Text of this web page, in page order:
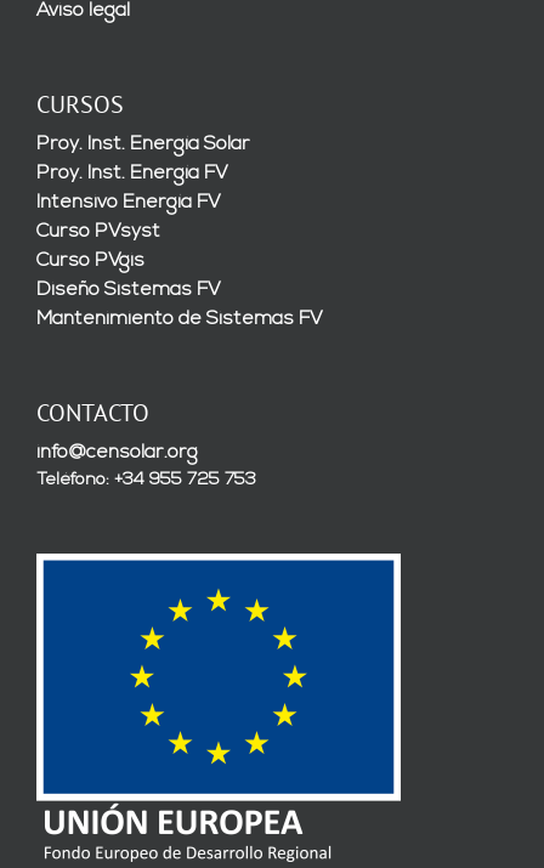
Aviso legal
CURSOS
Proy. Inst. Energía Solar
Proy. Inst. Energía FV
Intensivo Energía FV
Curso PVsyst
Curso PVgis
Diseño Sistemas FV
Mantenimiento de Sistemas FV
CONTACTO
info@censolar.org
Teléfono: +34 955 725 753